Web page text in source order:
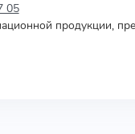
05
продукции,